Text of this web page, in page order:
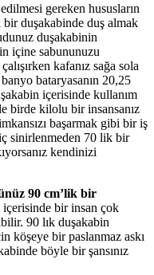
gereken hususların
duşakabinde duş almak
duşakabinin
içine sabununuzu
kafanız sağa sola
bataryasanın 20,25
içerisinde kullanım
birde kilolu bir insansanız
başarmak gibi bir iş
sinirlenmeden 70 lik bir
kendinizi
90 cm’lik bir
içerisinde bir insan çok
90 lık duşakabin
köşeye bir paslanmaz askı
böyle bir şansınız